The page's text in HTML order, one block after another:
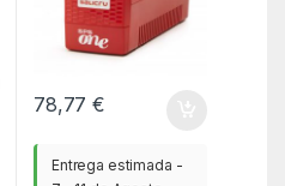
78,77€
Entrega estimada -